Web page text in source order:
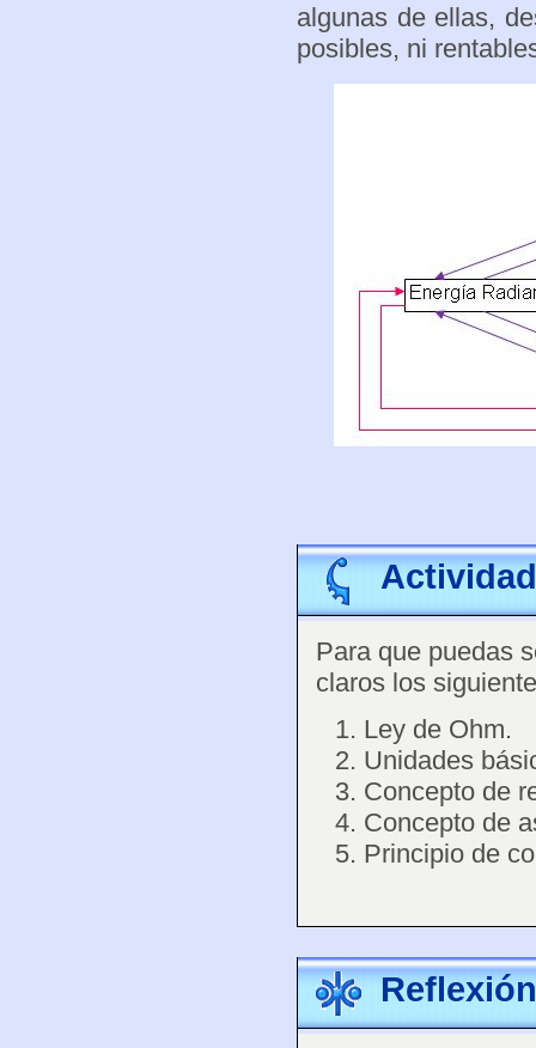
algunas de ellas,
posibles, ni
Actividad
Para que puedas
claros los
Ley de Ohm.
Unidades
Concepto de
Concepto de
Principio de
Reflexión